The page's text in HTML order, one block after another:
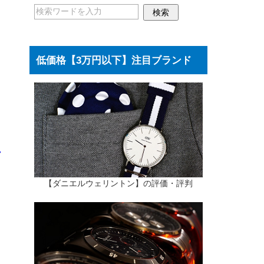
低価格【3万円以下】注目ブランド
【ダニエルウェリントン】の評価・評判